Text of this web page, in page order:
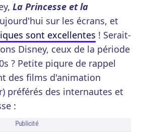
La Princesse et la
sur les écrans, et
sont excellentes ! Serait-
Disney, ceux de la période
? Petite piqure de rappel
des films d'animation
préférés des internautes et
:
Publicité